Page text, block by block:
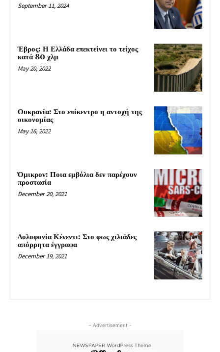
September 11, 2024
Έβρος: Η Ελλάδα επεκτείνει το τείχος
κατά 80 χλμ
May 20, 2022
Ουκρανία: Στο επίκεντρο η αντοχή της
οικονομίας
May 16, 2022
Όμικρον: Ποια εμβόλια δεν παρέχουν
προστασία
December 20, 2021
Δολοφονία Κένεντι: Στο φως χιλιάδες
απόρρητα έγγραφα
December 19, 2021
- Advertisement -